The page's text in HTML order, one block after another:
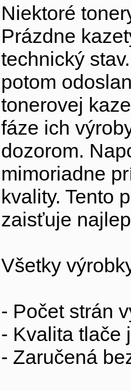
Niektoré
Prázdne
technický
potom
tonerovej
fáze ich
dozorom.
mimoriadne
kvality. Tento
zaisťuje
Všetky
- Počet strán
- Kvalita tlače
- Zaručená